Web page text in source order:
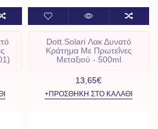
Dott.Solari Λακ Δυνατό
Κράτημα Με Πρωτεΐνες
Μεταξιού - 500ml
13,65€
+ΠΡΟΣΘΉΚΗ ΣΤΟ ΚΑΛΆΘΙ